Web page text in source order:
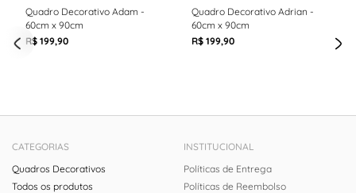
Quadro Decorativo Adam -
60cm x 90cm
R$ 199,90
Quadro Decorativo Adrian -
60cm x 90cm
R$ 199,90
CATEGORIAS
Quadros Decorativos
Todos os produtos
INSTITUCIONAL
Políticas de Entrega
Políticas de Reembolso